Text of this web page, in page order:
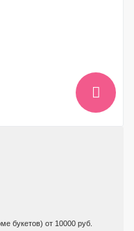
букетов) от 10000 руб.